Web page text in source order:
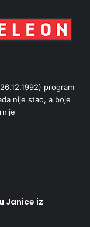
program
nije stao, a boje
Janice iz